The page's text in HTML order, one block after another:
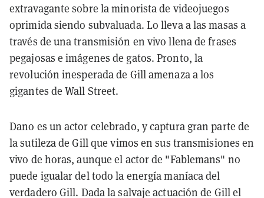
extravagante sobre la minorista de videojuegos
oprimida siendo subvaluada. Lo lleva a las masas a
través de una transmisión en vivo llena de frases
pegajosas e imágenes de gatos. Pronto, la
revolución inesperada de Gill amenaza a los
gigantes de Wall Street.
Dano es un actor celebrado, y captura gran parte de
la sutileza de Gill que vimos en sus transmisiones en
vivo de horas, aunque el actor de "Fablemans" no
puede igualar del todo la energía maníaca del
verdadero Gill. Dada la salvaje actuación de Gill el